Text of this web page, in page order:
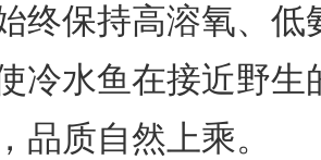
终保持高溶氧、低
冷水鱼在接近野生
品质自然上乘。